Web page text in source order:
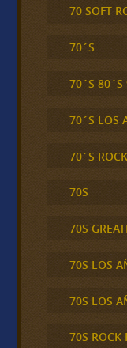
70 SOFT
70´S
70´S 80´S
70´S LOS
70´S ROCK
70S
70S
70S LOS
70S LOS
70S ROCK